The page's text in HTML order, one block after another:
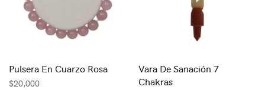
Pulsera En Cuarzo Rosa
$20,000
Vara De Sanación 7
Chakras